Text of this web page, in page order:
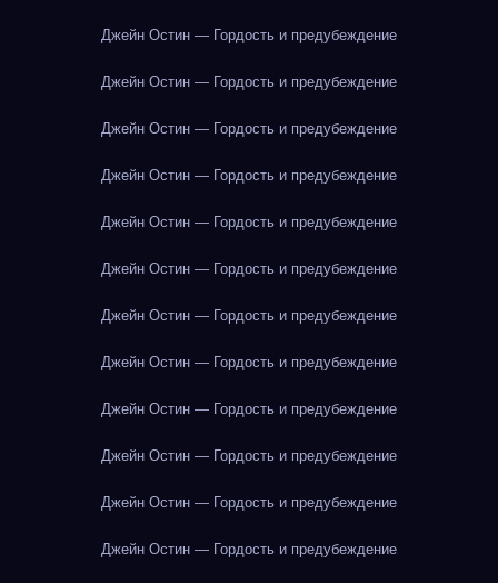
Джейн Остин — Гордость и предубеждение
Джейн Остин — Гордость и предубеждение
Джейн Остин — Гордость и предубеждение
Джейн Остин — Гордость и предубеждение
Джейн Остин — Гордость и предубеждение
Джейн Остин — Гордость и предубеждение
Джейн Остин — Гордость и предубеждение
Джейн Остин — Гордость и предубеждение
Джейн Остин — Гордость и предубеждение
Джейн Остин — Гордость и предубеждение
Джейн Остин — Гордость и предубеждение
Джейн Остин — Гордость и предубеждение